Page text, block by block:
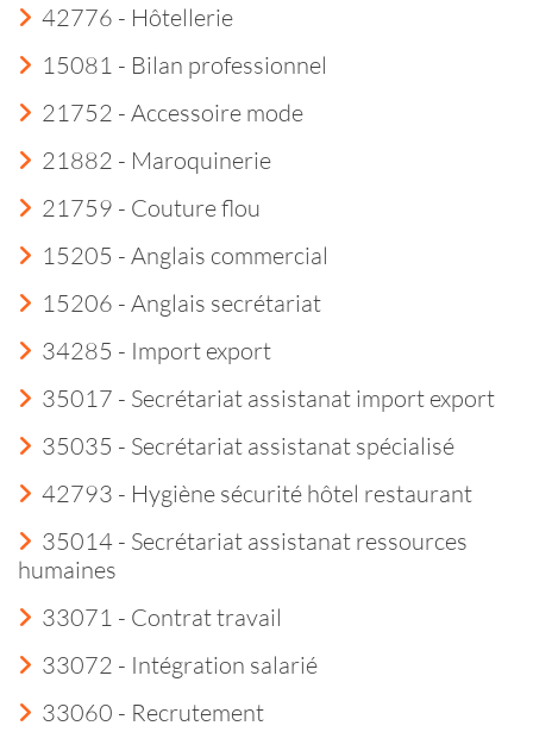
42776 - Hôtellerie
15081 - Bilan professionnel
21752 - Accessoire mode
21882 - Maroquinerie
21759 - Couture flou
15205 - Anglais commercial
15206 - Anglais secrétariat
34285 - Import export
35017 - Secrétariat assistanat import export
35035 - Secrétariat assistanat spécialisé
42793 - Hygiène sécurité hôtel restaurant
35014 - Secrétariat assistanat ressources
humaines
33071 - Contrat travail
33072 - Intégration salarié
33060 - Recrutement